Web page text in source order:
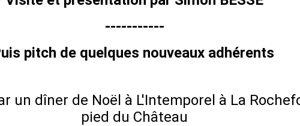
-----------
pitch de quelques nouveaux adhérents
un dîner de Noël à L'Intemporel à La
pied du Château